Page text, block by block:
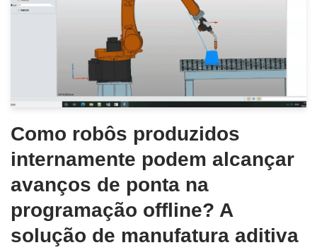
Como robôs produzidos
internamente podem alcançar
avanços de ponta na
programação offline? A
solução de manufatura aditiva